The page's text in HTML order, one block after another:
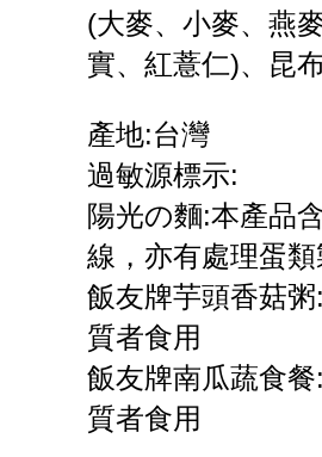
(大麥、小麥、燕
實、紅薏仁)、昆
產地:台灣
過敏源標示:
陽光の麵:本產品
線，亦有處理蛋
飯友牌芋頭香菇
質者食用
飯友牌南瓜蔬食
質者食用